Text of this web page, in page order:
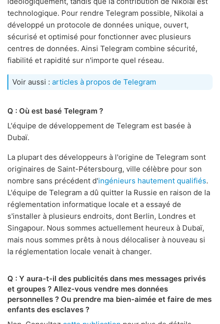
technologique. Pour rendre Telegram possible, Nikolai a
développé un protocole de données unique, ouvert,
sécurisé et optimisé pour fonctionner avec plusieurs
centres de données. Ainsi Telegram combine sécurité,
fiabilité et rapidité sur n'importe quel réseau.
Voir aussi : articles à propos de Telegram
Q : Où est basé Telegram ?
L'équipe de développement de Telegram est basée à
Dubaï.
La plupart des développeurs à l'origine de Telegram sont
originaires de Saint-Pétersbourg, ville célèbre pour son
nombre sans précédent d'ingénieurs hautement qualifiés.
L'équipe de Telegram a dû quitter la Russie en raison de la
réglementation informatique locale et a essayé de
s'installer à plusieurs endroits, dont Berlin, Londres et
Singapour. Nous sommes actuellement heureux à Dubaï,
mais nous sommes prêts à nous délocaliser à nouveau si
la réglementation locale venait à changer.
Q : Y aura-t-il des publicités dans mes messages privés
et groupes ? Allez-vous vendre mes données
personnelles ? Ou prendre ma bien-aimée et faire de mes
enfants des esclaves ?